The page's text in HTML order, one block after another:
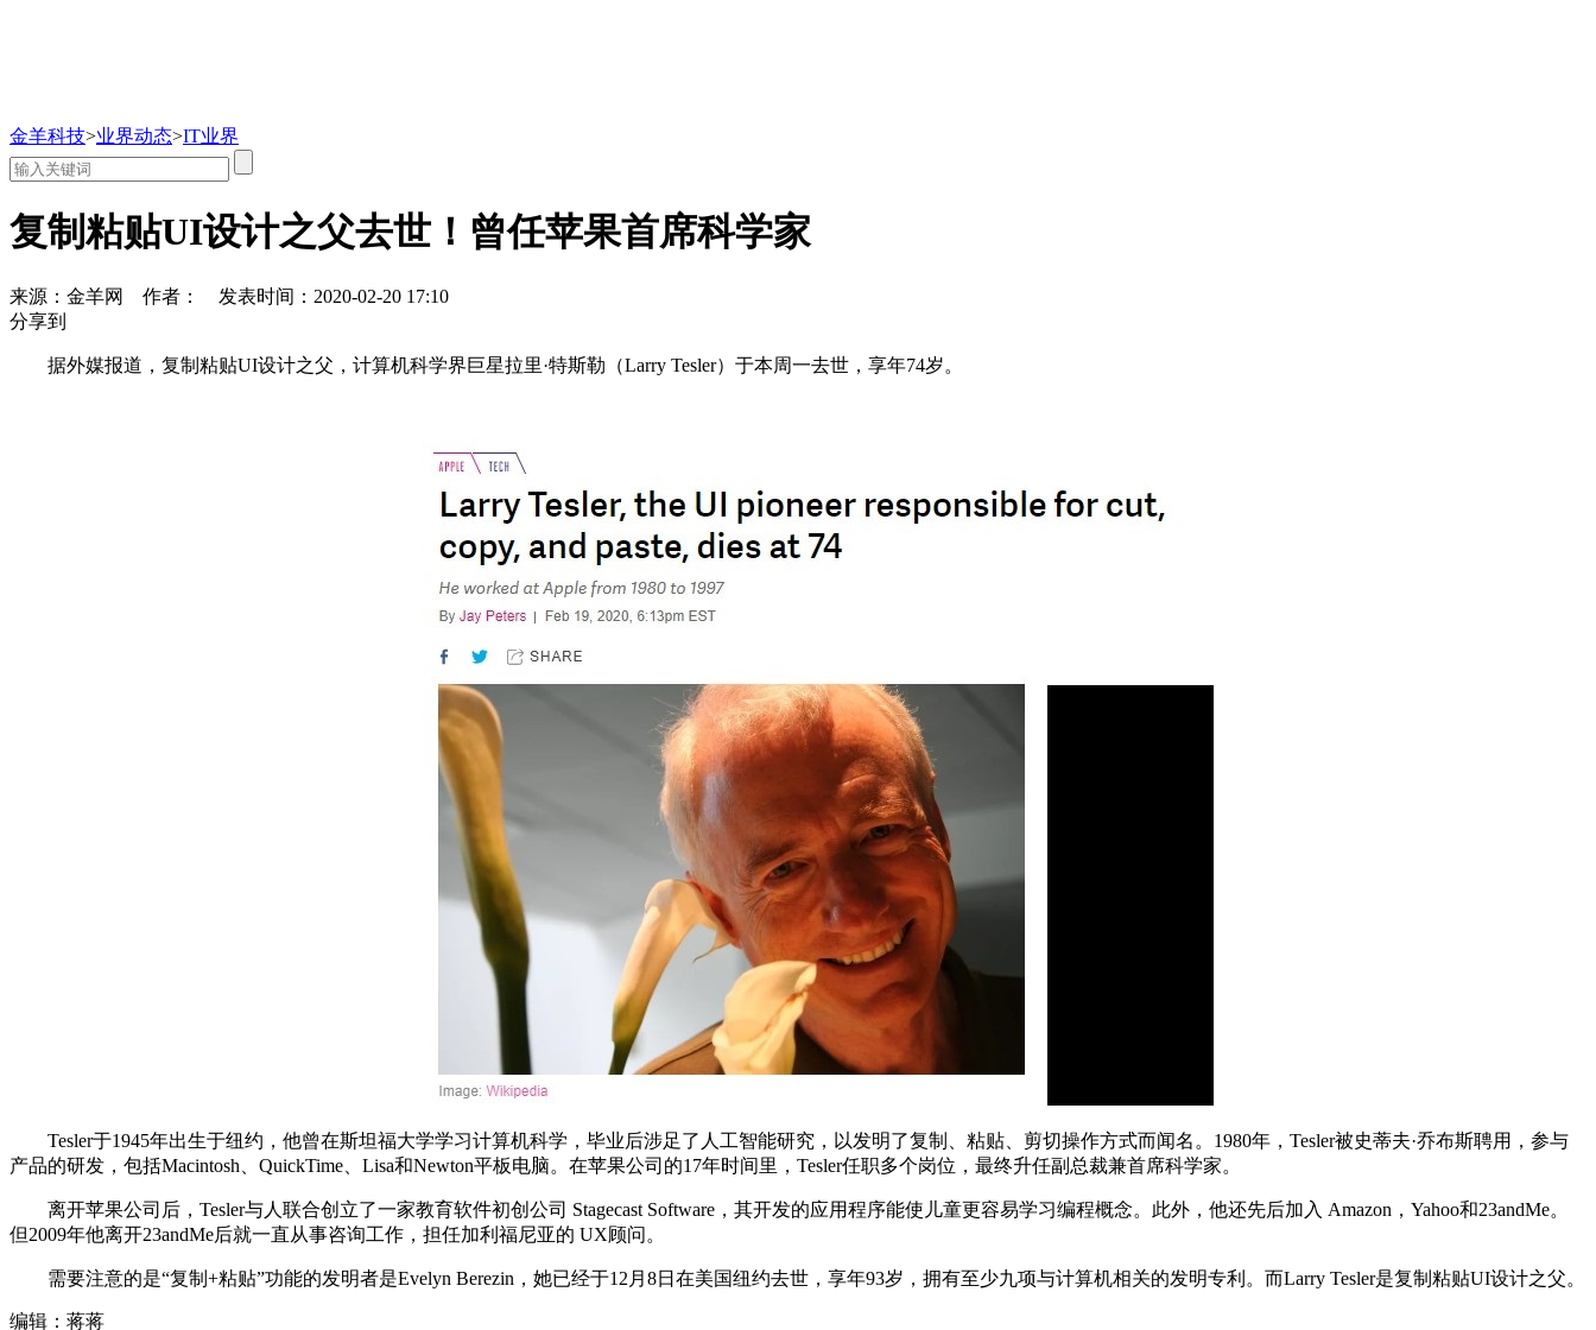
金羊科技>业界动态>IT业界
复制粘贴UI设计之父去世！曾任苹果首席科学家
来源：金羊网 作者：
发表时间：2020-02-20 17:10
分享到
据外媒报道，复制粘贴UI设计之父，计算机科学界巨星拉里·特斯勒（Larry Tesler）于本周一去世，享年74岁。
Tesler于1945年出生于纽约，他曾在斯坦福大学学习计算机科学，毕业后涉足了人工智能研究，以发明了复制、粘贴、剪切操作方式而闻名。1980年，Tesler被史蒂夫·乔布斯聘用，参与
产品的研发，包括Macintosh、QuickTime、Lisa和Newton平板电脑。在苹果公司的17年时间里，Tesler任职多个岗位，最终升任副总裁兼首席科学家。
离开苹果公司后，Tesler与人联合创立了一家教育软件初创公司 Stagecast Software，其开发的应用程序能使儿童更容易学习编程概念。此外，他还先后加入 Amazon，Yahoo和23andMe。
但2009年他离开23andMe后就一直从事咨询工作，担任加利福尼亚的 UX顾问。
需要注意的是“复制+粘贴”功能的发明者是Evelyn Berezin，她已经于12月8日在美国纽约去世，享年93岁，拥有至少九项与计算机相关的发明专利。而Larry Tesler是复制粘贴UI设计之父。
编辑：蒋蒋